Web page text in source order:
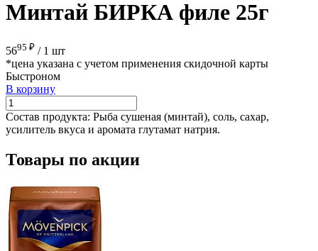
Минтай БИРКА филе 25г
5695 ₽ / 1 шт
*цена указана с учетом применения скидочной карты
Быстроном
В корзину
Состав продукта: Рыба сушеная (минтай), соль, сахар,
усилитель вкуса и аромата глутамат натрия.
Товары по акции